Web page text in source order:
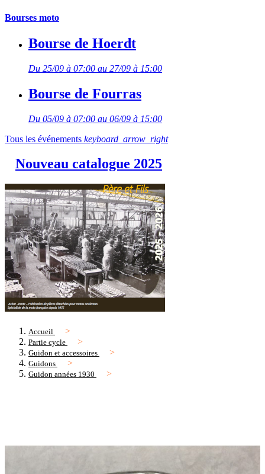
Bourses moto
Bourse de Hoerdt
Du 25/09 à 07:00 au 27/09 à 15:00
Bourse de Fourras
Du 05/09 à 07:00 au 06/09 à 15:00
Tous les événements keyboard_arrow_right
Nouveau catalogue 2025
Accueil
Partie cycle
Guidon et accessoires
Guidons
Guidon années 1930